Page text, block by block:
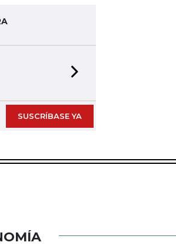
SUSCRÍBASE YA